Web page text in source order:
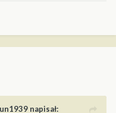
napisał: